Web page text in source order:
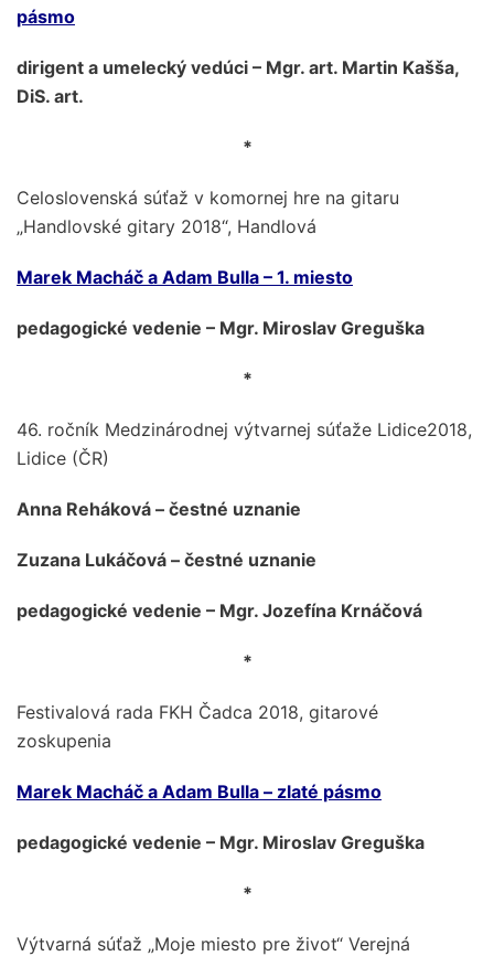
pásmo
dirigent a umelecký vedúci – Mgr. art. Martin Kašša,
DiS. art.
*
Celoslovenská súťaž v komornej hre na gitaru
„Handlovské gitary 2018“, Handlová
Marek Macháč a Adam Bulla – 1. miesto
pedagogické vedenie – Mgr. Miroslav Greguška
*
46. ročník Medzinárodnej výtvarnej súťaže Lidice2018,
Lidice (ČR)
Anna Reháková – čestné uznanie
Zuzana Lukáčová – čestné uznanie
pedagogické vedenie – Mgr. Jozefína Krnáčová
*
Festivalová rada FKH Čadca 2018, gitarové
zoskupenia
Marek Macháč a Adam Bulla – zlaté pásmo
pedagogické vedenie – Mgr. Miroslav Greguška
*
Výtvarná súťaž „Moje miesto pre život“ Verejná